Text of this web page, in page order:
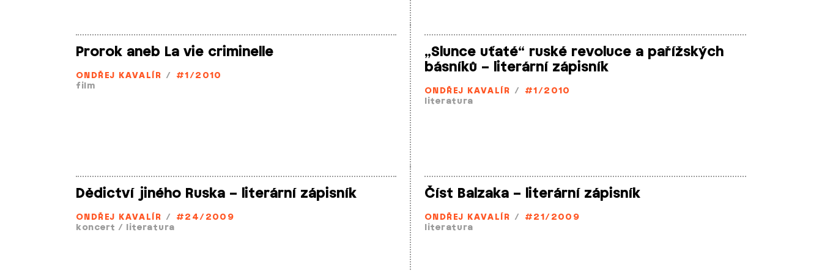
Prorok aneb La vie criminelle
ONDŘEJ KAVALÍR /
#1/2010
film
„Slunce uťaté“ ruské revoluce a pařížských
básníků – literární zápisník
ONDŘEJ KAVALÍR /
#1/2010
literatura
Dědictví jiného Ruska – literární zápisník
ONDŘEJ KAVALÍR /
#24/2009
koncert / literatura
Číst Balzaka – literární zápisník
ONDŘEJ KAVALÍR /
#21/2009
literatura